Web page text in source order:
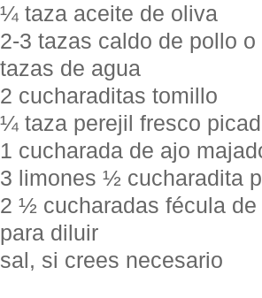
¼ taza aceite de oliva
2-3 tazas caldo de pollo
tazas de agua
2 cucharaditas tomillo
¼ taza perejil fresco
1 cucharada de ajo
3 limones ½ cucharadita
2 ½ cucharadas fécula
para diluir
sal, si crees necesario